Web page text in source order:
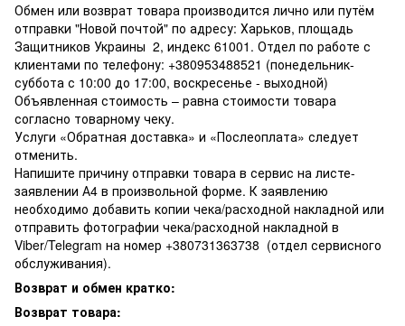
Обмен или возврат товара производится лично или путём
отправки "Новой почтой" по адресу: Харьков, площадь
Защитников Украины 2, индекс 61001. Отдел по работе с
клиентами по телефону: +380953488521 (понедельник-
суббота с 10:00 до 17:00, воскресенье - выходной)
Объявленная стоимость – равна стоимости товара
согласно товарному чеку.
Услуги «Обратная доставка» и «Послеоплата» следует
отменить.
Напишите причину отправки товара в сервис на листе-
заявлении А4 в произвольной форме. К заявлению
необходимо добавить копии чека/расходной накладной или
отправить фотографии чека/расходной накладной в
Viber/Telegram на номер +380731363738 (отдел сервисного
обслуживания).
Возврат и обмен кратко:
Возврат товара: